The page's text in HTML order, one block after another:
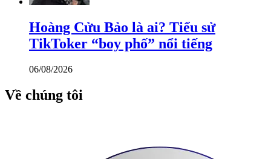
Hoàng Cửu Bảo là ai? Tiểu sử
TikToker “boy phố” nổi tiếng
06/08/2026
Về chúng tôi